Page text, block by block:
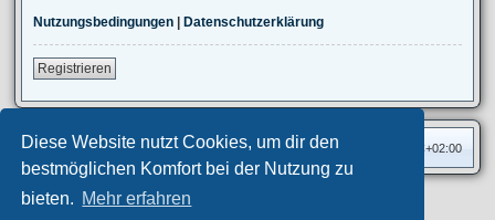
Diese Website nutzt Cookies, um dir den
bestmöglichen Komfort bei der Nutzung zu
bieten. Mehr erfahren
Nutzungsbedingungen | Datenschutzerklärung
Registrieren
Foren-Übersicht Alle Zeiten sind UTC+02:00
Privates Forum ©